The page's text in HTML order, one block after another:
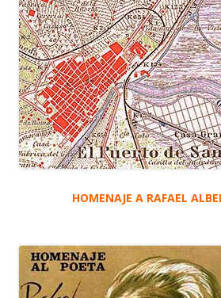
HOMENAJE A RAFAEL